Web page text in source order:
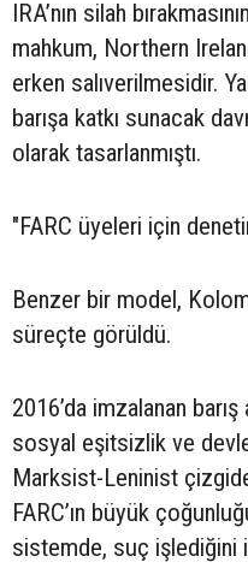
IRA’nın silah
mahkum, Northern
erken salıverilmesidir.
barışa katkı sunacak
olarak tasarlanmıştı.
"FARC üyeleri için
Benzer bir model,
süreçte görüldü.
2016’da imzalanan
sosyal eşitsizlik ve
Marksist-Leninist
FARC’ın büyük
sistemde, suç işlediğini